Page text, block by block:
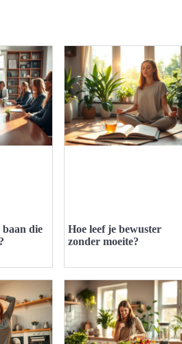
baan die
Hoe leef je bewuster
zonder moeite?